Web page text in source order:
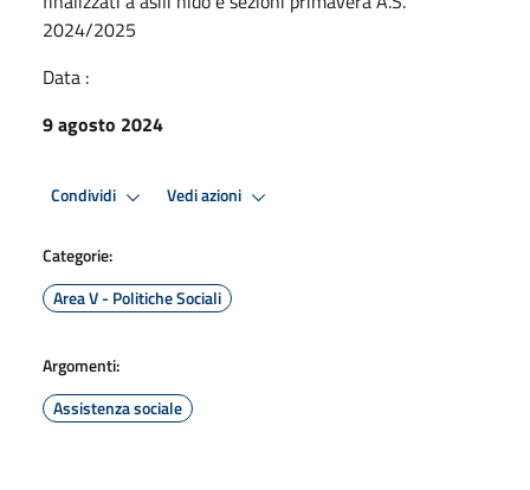
2024/2025
Data :
9 agosto 2024
Condividi Vedi azioni
Categorie:
Area V - Politiche Sociali
Argomenti:
Assistenza sociale